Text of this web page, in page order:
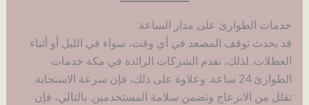
خدمات الطوارئ على مدار الساعة
قد يحدث توقف المصعد في أي وقت، سواء في الليل أو أثناء
العطلات. لذلك، تقدم الشركات الرائدة في مكة خدمات
الطوارئ 24 ساعة. وعلاوة على ذلك، فإن سرعة الاستجابة
تقلل من الانزعاج وتضمن سلامة المستخدمين. بالتالي، فإن